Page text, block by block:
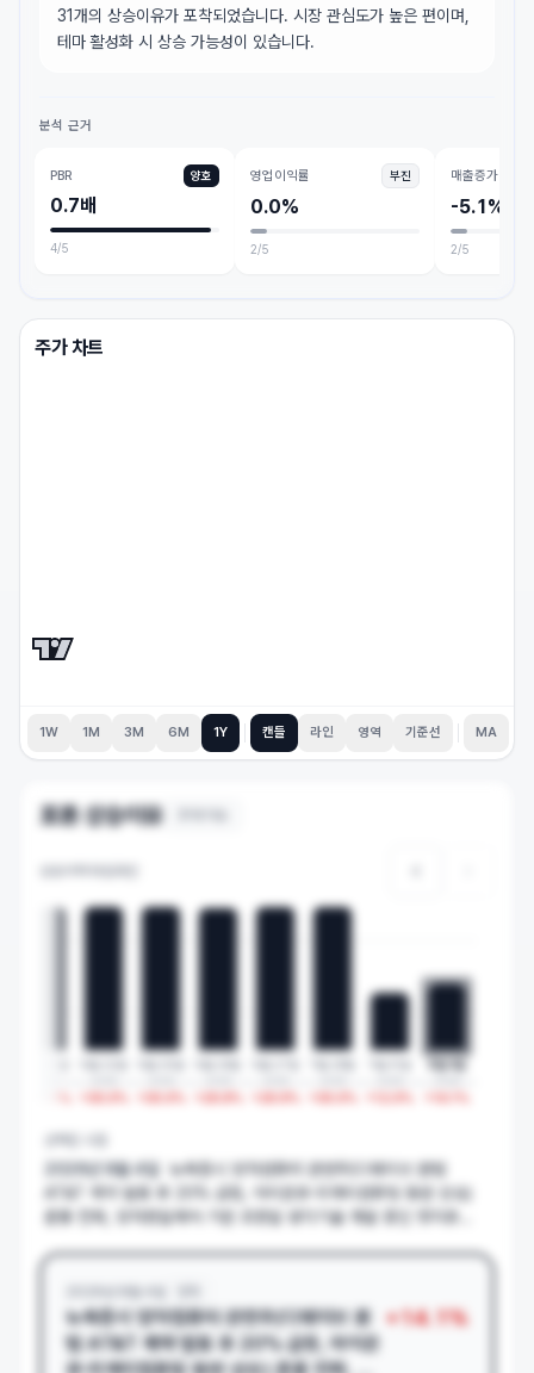
31개의 상승이유가 포착되었습니다. 시장 관심도가 높은 편이며,
테마 활성화 시 상승 가능성이 있습니다.
분석 근거
PBR 양호
0.7배
4/5
영업이익률 부진
0.0%
2/5
매출증가
-5.1%
2/5
주가 차트
1W 1M 3M 6M 1Y 캔들 라인 영역 기준선 MA
포톤상승이유
2026년 8월 4일
뉴욕증시 양자컴퓨터 관련주(디웨이브 퀀텀
AT&T 계약 발표 후 20% 급등, 아이온큐·리게티컴퓨팅 동반 상승)
훈풍 전파, 양자정밀제어 기반 초정밀 냉각기술 개발 중인 엣지큐
솔루션 사업 진출 기대
뉴욕증시 양자컴퓨터 관련주(디웨이브 퀀
텀 AT&T 계약발표 후 20% 급등, 아이온
+ 14.1%